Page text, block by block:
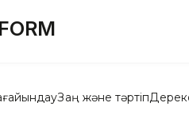
Заң және тәртіп